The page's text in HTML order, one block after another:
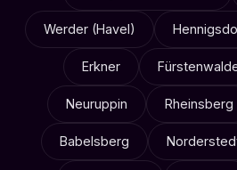
Werder (Havel)
Erkner
Neuruppin Rheinsberg
Babelsberg